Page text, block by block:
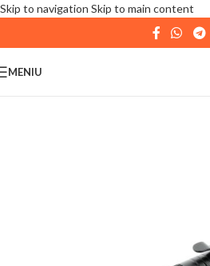
Skip to navigation Skip to main content
| 📦 Program livrari|In
August,
MENIU